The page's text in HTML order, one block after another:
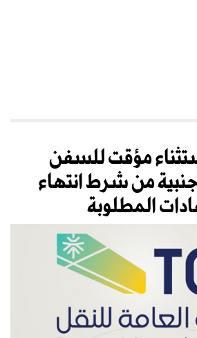
مؤقت للسفن
من شرط انتهاء
المطلوبة